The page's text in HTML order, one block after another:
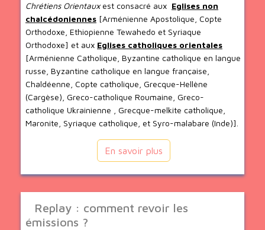
Chrétiens Orientauxest consacré aux Eglises non
chalcédoniennes [Arménienne Apostolique, Copte
Orthodoxe, Ethiopienne Tewahedo et Syriaque
Orthodoxe] et aux Eglises catholiques orientales
[Arménienne Catholique, Byzantine catholique en langue
russe, Byzantine catholique en langue française,
Chaldéenne, Copte catholique, Grecque-Hellène
(Cargèse), Greco-catholique Roumaine, Greco-
catholique Ukrainienne , Grecque-melkite catholique,
Maronite, Syriaque catholique, et Syro-malabare (Inde)].
En savoir plus
Replay : comment revoir les
émissions ?